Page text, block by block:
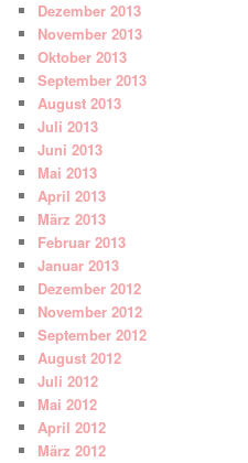
Dezember 2013
November 2013
Oktober 2013
September 2013
August 2013
Juli 2013
Juni 2013
Mai 2013
April 2013
März 2013
Februar 2013
Januar 2013
Dezember 2012
November 2012
September 2012
August 2012
Juli 2012
Mai 2012
April 2012
März 2012